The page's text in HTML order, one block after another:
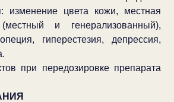
изменение цвета кожи, местная
и генерализованный),
гиперестезия, депрессия,
при передозировке препарата